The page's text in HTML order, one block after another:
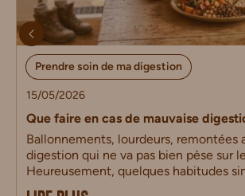
Prendre soin de ma digestion
15/05/2026
Que faire en cas de mauvaise
Ballonnements, lourdeurs, remontées
digestion qui ne va pas bien pèse sur
Heureusement, quelques habitudes